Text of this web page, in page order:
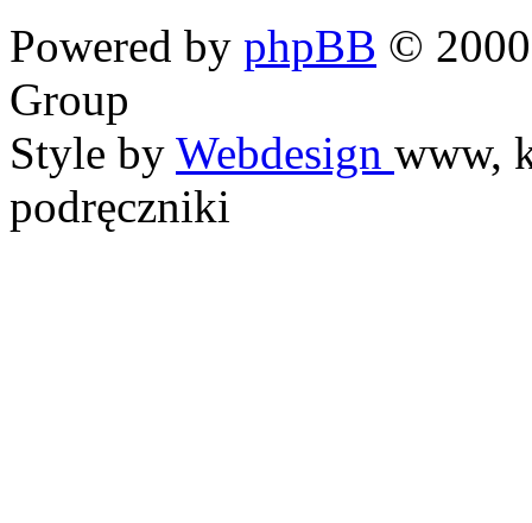
Powered by phpBB ©
Group
Style by Webdesign www,
podręczniki